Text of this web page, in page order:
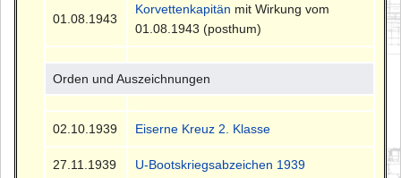
01.08.1943
Korvettenkapitän mit Wirkung vom
01.08.1943 (posthum)
Orden und Auszeichnungen
02.10.1939 Eiserne Kreuz 2. Klasse
27.11.1939 U-Bootskriegsabzeichen 1939